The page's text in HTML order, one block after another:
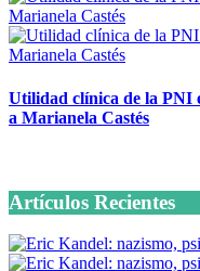
Utilidad clínica de la PNI
a Marianela Castés
Artículos Recientes